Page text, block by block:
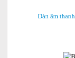
Dàn âm